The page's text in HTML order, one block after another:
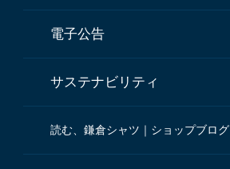
電子公告
サステナビリティ
読む、鎌倉シャツ｜ショップブログ